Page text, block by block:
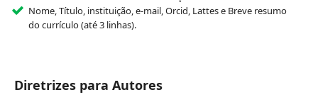
Nome, Título, instituição, e-mail, Orcid, Lattes e Breve resumo
do currículo (até 3 linhas).
Diretrizes para Autores